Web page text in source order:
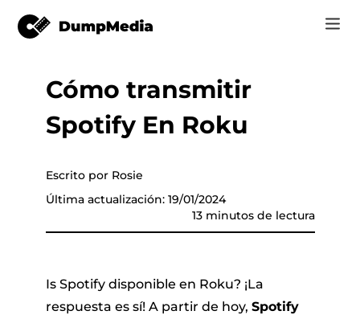
Music
música
Vídeo
Spotify a mp3
Música de YouTube para MP3
Música de Apple para MP3
Suno a MP3
Tienda
Cómo
Soporte
Iniciar Sesión
Cómo transmitir
Spotify En Roku
Escrito por Rosie
Última actualización: 19/01/2024
13 minutos de lectura
Is Spotify disponible en Roku? ¡La
respuesta es sí! A partir de hoy, Spotify